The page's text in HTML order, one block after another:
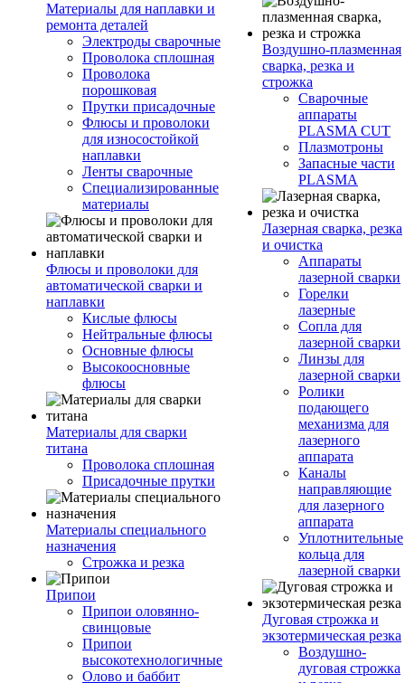
Материалы для наплавки и
ремонта деталей
Электроды сварочные
Проволока сплошная
Проволока
порошковая
Прутки присадочные
Флюсы и проволоки
для износостойкой
наплавки
Ленты сварочные
Специализированные
материалы
Флюсы и проволоки для
автоматической сварки и
наплавки
Кислые флюсы
Нейтральные флюсы
Основные флюсы
Высокоосновные
флюсы
Материалы для сварки
титана
Проволока сплошная
Присадочные прутки
Материалы специального
назначения
Строжка и резка
Припои
Припои оловянно-
свинцовые
Припои
высокотехнологичные
Олово и баббит
Воздушно-плазменная
сварка, резка и
строжка
Сварочные
аппараты
PLASMA CUT
Плазмотроны
Запасные части
PLASMA
Лазерная сварка, резка
и очистка
Аппараты
лазерной сварки
Горелки
лазерные
Сопла для
лазерной сварки
Линзы для
лазерной сварки
Ролики
подающего
механизма для
лазерного
аппарата
Каналы
направляющие
для лазерного
аппарата
Уплотнительные
кольца для
лазерной сварки
Дуговая строжка и
экзотермическая резка
Воздушно-
дуговая строжка